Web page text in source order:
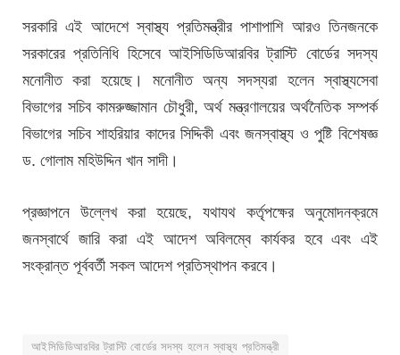
সরকারি এই আদেশে স্বাস্থ্য প্রতিমন্ত্রীর পাশাপাশি আরও তিনজনকে
সরকারের প্রতিনিধি হিসেবে আইসিডিডিআরবির ট্রাস্টি বোর্ডের সদস্য
মনোনীত করা হয়েছে। মনোনীত অন্য সদস্যরা হলেন স্বাস্থ্যসেবা
বিভাগের সচিব কামরুজ্জামান চৌধুরী, অর্থ মন্ত্রণালয়ের অর্থনৈতিক সম্পর্ক
বিভাগের সচিব শাহরিয়ার কাদের সিদ্দিকী এবং জনস্বাস্থ্য ও পুষ্টি বিশেষজ্ঞ
ড. গোলাম মহিউদ্দিন খান সাদী।
প্রজ্ঞাপনে উল্লেখ করা হয়েছে, যথাযথ কর্তৃপক্ষের অনুমোদনক্রমে
জনস্বার্থে জারি করা এই আদেশ অবিলম্বে কার্যকর হবে এবং এই
সংক্রান্ত পূর্ববর্তী সকল আদেশ প্রতিস্থাপন করবে।
আইসিডিডিআরবির ট্রাস্টি বোর্ডের সদস্য হলেন স্বাস্থ্য প্রতিমন্ত্রী